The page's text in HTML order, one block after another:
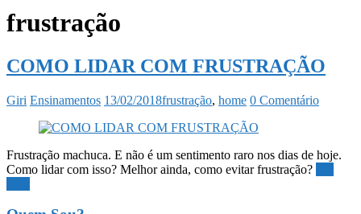
frustração
COMO LIDAR COM FRUSTRAÇÃO
Giri Ensinamentos 13/02/2018frustração, home 0 Comentário
Frustração machuca. E não é um sentimento raro nos dias de hoje.
Como lidar com isso? Melhor ainda, como evitar frustração?